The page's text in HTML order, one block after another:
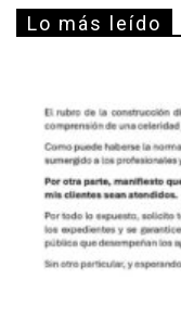
Lo más leído